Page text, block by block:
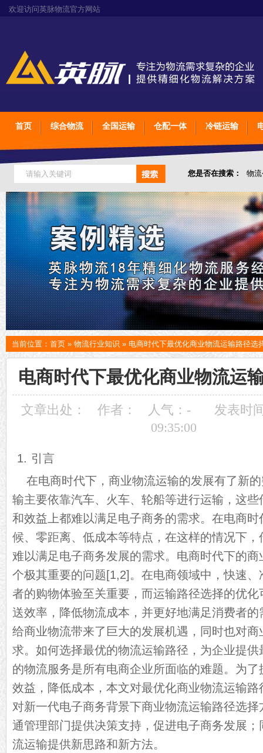
欢迎访问英脉物流官方网站
首页 综合物流 全国运输 仓配一体 冷链运输
您是否在搜索： 物
仓储综合专业定制物
当前位置： 首页 » 物流行业知识 » 电商时代下最优化商业物流运输路径选
电商时代下最优化商业物流运
文章出处： 作者： 人气： -
发表时
09:35:00
1. 引言
在电商时代下，商业物流运输的发展有了新
输主要依靠汽车、火车、轮船等进行运输，这
和效益上都难以满足电子商务的需求。在电商
候、零距离、低成本等特点，在这样的情况下，
难以满足电子商务发展的需求。电商时代下的
个极其重要的问题[1,2]。在电商领域中，快速
者的购物体验至关重要，而运输路径选择的优
送效率，降低物流成本，并更好地满足消费者
给商业物流带来了巨大的发展机遇，同时也对
求。如何选择最优的物流运输路径，为企业提
的物流服务是所有电商企业所面临的难题。为
效益，降低成本，本文对最优化商业物流运输
对新一代电子商务背景下商业物流运输路径选
通管理部门提供决策支持，促进电子商务发展
流运输提供新思路和新方法。